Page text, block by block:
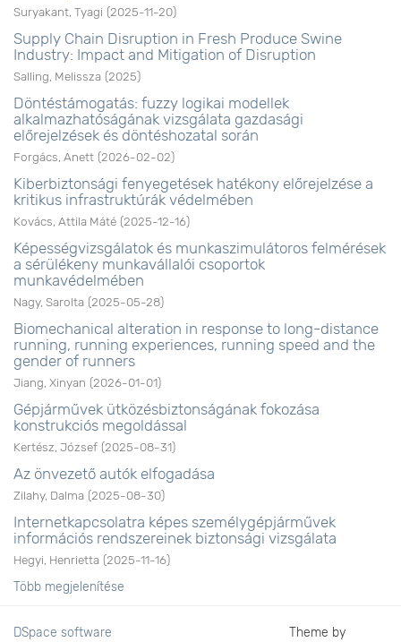
Suryakant, Tyagi (2025-11-20)
Supply Chain Disruption in Fresh Produce Swine
Industry: Impact and Mitigation of Disruption
Salling, Melissza (2025)
Döntéstámogatás: fuzzy logikai modellek
alkalmazhatóságának vizsgálata gazdasági
előrejelzések és döntéshozatal során
Forgács, Anett (2026-02-02)
Kiberbiztonsági fenyegetések hatékony előrejelzése a
kritikus infrastruktúrák védelmében
Kovács, Attila Máté (2025-12-16)
Képességvizsgálatok és munkaszimulátoros felmérések
a sérülékeny munkavállalói csoportok
munkavédelmében
Nagy, Sarolta (2025-05-28)
Biomechanical alteration in response to long-distance
running, running experiences, running speed and the
gender of runners
Jiang, Xinyan (2026-01-01)
Gépjárművek ütközésbiztonságának fokozása
konstrukciós megoldással
Kertész, József (2025-08-31)
Az önvezető autók elfogadása
Zilahy, Dalma (2025-08-30)
Internetkapcsolatra képes személygépjárművek
információs rendszereinek biztonsági vizsgálata
Hegyi, Henrietta (2025-11-16)
Több megjelenítése
DSpace software Theme by